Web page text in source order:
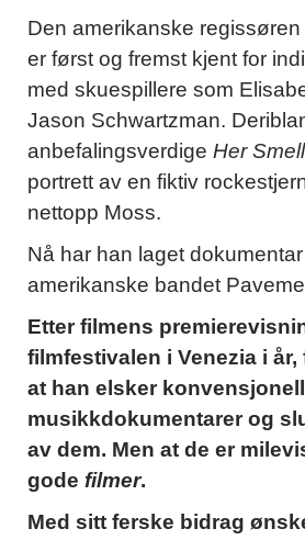
Den amerikanske
er først og fremst kjent for
med skuespillere som
Jason Schwartzman.
anbefalingsverdige Her Smell
portrett av en fiktiv
nettopp Moss.
Nå har han laget
amerikanske bandet
Etter filmens
filmfestivalen i Venezia i
at han elsker
musikkdokumentarer og
av dem. Men at de er
gode filmer.
Med sitt ferske bidrag